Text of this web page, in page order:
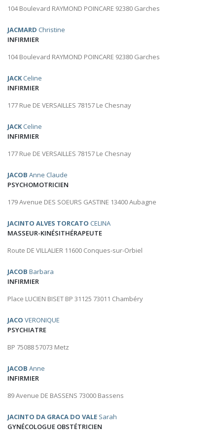
104 Boulevard RAYMOND POINCARE 92380 Garches
JACMARD Christine
INFIRMIER
104 Boulevard RAYMOND POINCARE 92380 Garches
JACKCeline
INFIRMIER
177 Rue DE VERSAILLES 78157 Le Chesnay
JACKCeline
INFIRMIER
177 Rue DE VERSAILLES 78157 Le Chesnay
JACOB Anne Claude
PSYCHOMOTRICIEN
179 Avenue DES SOEURS GASTINE 13400 Aubagne
JACINTO ALVES TORCATO CELINA
MASSEUR-KINÉSITHÉRAPEUTE
Route DE VILLALIER 11600 Conques-sur-Orbiel
JACOB Barbara
INFIRMIER
Place LUCIEN BISET BP 31125 73011 Chambéry
JACO VERONIQUE
PSYCHIATRE
BP 75088 57073 Metz
JACOB Anne
INFIRMIER
89 Avenue DE BASSENS 73000 Bassens
JACINTO DA GRACA DO VALE Sarah
GYNÉCOLOGUE OBSTÉTRICIEN